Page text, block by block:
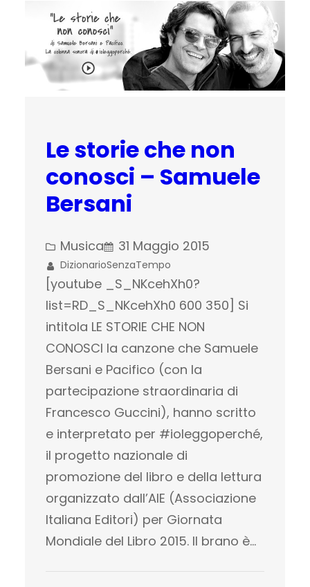
Le storie che non
conosci – Samuele
Bersani
Musica 31 Maggio 2015
DizionarioSenzaTempo
[youtube _S_NKcehXh0?
list=RD_S_NKcehXh0 600 350] Si
intitola LE STORIE CHE NON
CONOSCI la canzone che Samuele
Bersani e Pacifico (con la
partecipazione straordinaria di
Francesco Guccini), hanno scritto
e interpretato per #ioleggoperché,
il progetto nazionale di
promozione del libro e della lettura
organizzato dall’AIE (Associazione
Italiana Editori) per Giornata
Mondiale del Libro 2015. Il brano è…